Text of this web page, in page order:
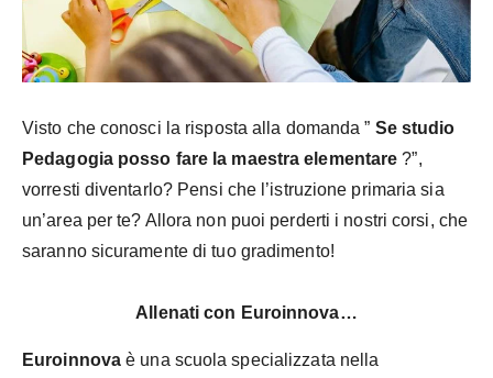
Visto che conosci la risposta alla domanda ” Se studio
Pedagogia posso fare la maestra elementare ?”,
vorresti diventarlo? Pensi che l’istruzione primaria sia
un’area per te? Allora non puoi perderti i nostri corsi, che
saranno sicuramente di tuo gradimento!
Allenati con Euroinnova…
Euroinnova è una scuola specializzata nella